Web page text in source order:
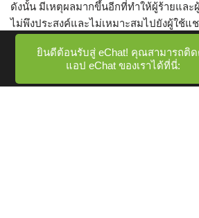
ดังนั้น มีเหตุผลมากขึ้นอีกที่ทำให้ผู้ร้ายและ
ไม่พึงประสงค์และไม่เหมาะสมไปยังผู้ใช้แ
อย่างชัดเจน นี่เป็นแพลตฟอร์มที่มีความเสี่
สำหรับวัยรุ่นและผู้ใหญ่ มีสมาชิกแคม 3-
สามารถแชทสกปรก โชว์แคมและแคม2แ
การแชทและเติมเต็มผู้หญิงที่แท้จริงเพื่อค
ยินดีต้อนรับสู่ eChat! คุณสามารถติด
แอป eChat ของเราได้ที่นี่: